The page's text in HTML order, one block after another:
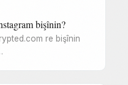
bişînin?
re bişînin